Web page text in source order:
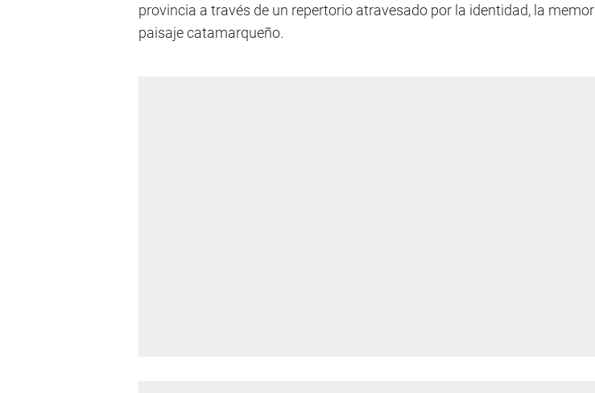
provincia a través de un repertorio atravesado por la identidad, la
paisaje catamarqueño.